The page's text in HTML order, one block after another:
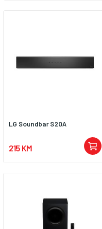
LG Soundbar S20A
215 KM